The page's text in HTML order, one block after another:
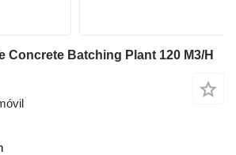
Concrete Batching Plant 120 M3/H